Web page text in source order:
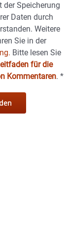
der Speicherung
Daten durch
Weitere
Sie in der
Bitte lesen Sie
für die
Kommentaren.*